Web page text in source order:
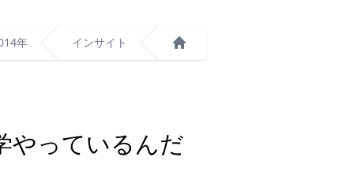
年 インサイト
やっているんだ